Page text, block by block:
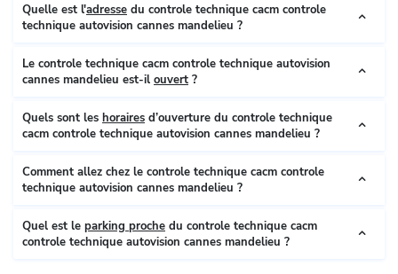
Quelle est l'adresse du controle technique cacm controle
technique autovision cannes mandelieu ?
Le controle technique cacm controle technique autovision
cannes mandelieu est-il ouvert ?
Quels sont les horaires d’ouverture du controle technique
cacm controle technique autovision cannes mandelieu ?
Comment allez chez le controle technique cacm controle
technique autovision cannes mandelieu ?
Quel est le parking proche du controle technique cacm
controle technique autovision cannes mandelieu ?